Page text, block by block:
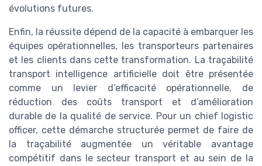
évolutions futures.
Enfin, la réussite dépend de la capacité à embarquer les
équipes opérationnelles, les transporteurs partenaires
et les clients dans cette transformation. La traçabilité
transport intelligence artificielle doit être présentée
comme un levier d’efficacité opérationnelle, de
réduction des coûts transport et d’amélioration
durable de la qualité de service. Pour un chief logistic
officer, cette démarche structurée permet de faire de
la traçabilité augmentée un véritable avantage
compétitif dans le secteur transport et au sein de la